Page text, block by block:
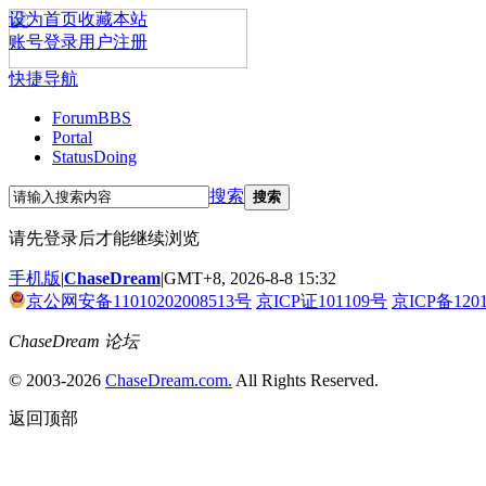
设为首页收藏本站
账号登录用户注册
快捷导航
ForumBBS
Portal
StatusDoing
搜索 搜索
请先登录后才能继续浏览
手机版|ChaseDream|GMT+8, 2026-8-8 15:32
京公网安备11010202008513号 京ICP证101109号 京ICP备
ChaseDream 论坛
© 2003-2026 ChaseDream.com. All Rights Reserved.
返回顶部